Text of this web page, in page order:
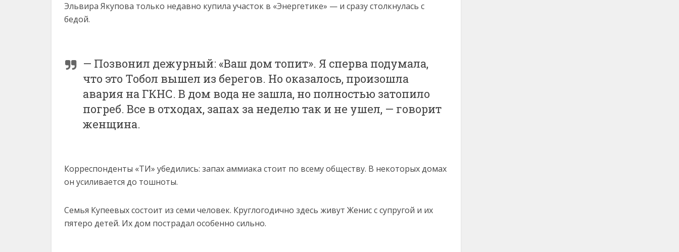
Эльвира Якупова только недавно купила участок в «Энергетике» — и сразу столкнулась с
бедой.
— Позвонил дежурный: «Ваш дом топит». Я сперва подумала,
что это Тобол вышел из берегов. Но оказалось, произошла
авария на ГКНС. В дом вода не зашла, но полностью затопило
погреб. Все в отходах, запах за неделю так и не ушел, — говорит
женщина.
Корреспонденты «ТИ» убедились: запах аммиака стоит по всему обществу. В некоторых домах
он усиливается до тошноты.
Семья Купеевых состоит из семи человек. Круглогодично здесь живут Женис с супругой и их
пятеро детей. Их дом пострадал особенно сильно.